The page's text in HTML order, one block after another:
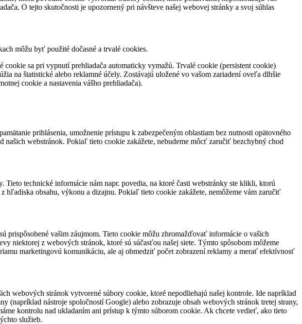
O tejto skutočnosti je upozornený pri návšteve našej webovej stránky a svoj súhlas
môžu byť použité dočasné a trvalé cookies.
sa pri vypnutí prehliadača automaticky vymažú. Trvalé cookie (persistent cookie)
na štatistické alebo reklamné účely. Zostávajú uložené vo vašom zariadení oveľa dlhšie
cookie a nastavenia vášho prehliadača).
prihlásenia, umožnenie prístupu k zabezpečeným oblastiam bez nutnosti opätovného
webstránok. Pokiaľ tieto cookie zakážete, nebudeme môcť zaručiť bezchybný chod
technické informácie nám napr. povedia, na ktoré časti webstránky ste klikli, ktorú
hľadiska obsahu, výkonu a dizajnu. Pokiaľ tieto cookie zakážete, nemôžeme vám zaručiť
prispôsobené vašim záujmom. Tieto cookie môžu zhromažďovať informácie o vašich
niektorej z webových stránok, ktoré sú súčasťou našej siete. Týmto spôsobom môžeme
marketingovú komunikáciu, ale aj obmedziť počet zobrazení reklamy a merať efektívnosť
webových stránok vytvorené súbory cookie, ktoré nepodliehajú našej kontrole. Ide napríklad
(napríklad nástroje spoločností Google) alebo zobrazuje obsah webových stránok tretej strany,
kontrolu nad ukladaním ani prístup k týmto súborom cookie. Ak chcete vedieť, ako tieto
služieb.